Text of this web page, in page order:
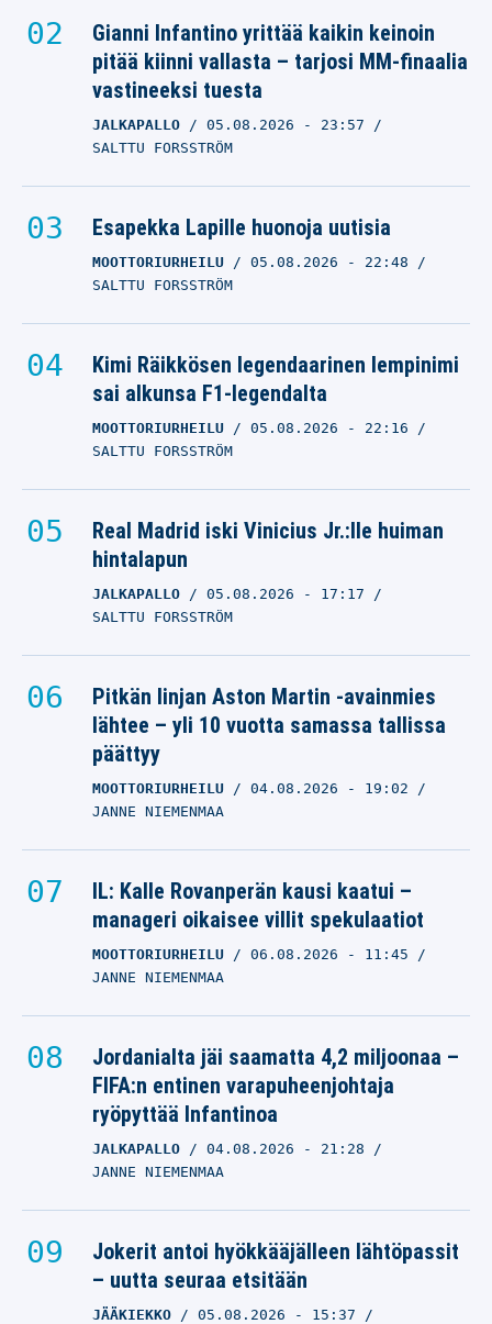
Gianni Infantino yrittää kaikin keinoin
pitää kiinni vallasta – tarjosi MM-finaalia
vastineeksi tuesta
JALKAPALLO 05.08.2026 - 23:57
SALTTU FORSSTRÖM
Esapekka Lapille huonoja uutisia
MOOTTORIURHEILU 05.08.2026 - 22:48
SALTTU FORSSTRÖM
Kimi Räikkösen legendaarinen lempinimi
sai alkunsa F1-legendalta
MOOTTORIURHEILU 05.08.2026 - 22:16
SALTTU FORSSTRÖM
Real Madrid iski Vinicius Jr.:lle huiman
hintalapun
JALKAPALLO 05.08.2026 - 17:17
SALTTU FORSSTRÖM
Pitkän linjan Aston Martin -avainmies
lähtee – yli 10 vuotta samassa tallissa
päättyy
MOOTTORIURHEILU 04.08.2026 - 19:02
JANNE NIEMENMAA
IL: Kalle Rovanperän kausi kaatui –
manageri oikaisee villit spekulaatiot
MOOTTORIURHEILU 06.08.2026 - 11:45
JANNE NIEMENMAA
Jordanialta jäi saamatta 4,2 miljoonaa –
FIFA:n entinen varapuheenjohtaja
ryöpyttää Infantinoa
JALKAPALLO 04.08.2026 - 21:28
JANNE NIEMENMAA
Jokerit antoi hyökkääjälleen lähtöpassit
– uutta seuraa etsitään
JÄÄKIEKKO 05.08.2026 - 15:37